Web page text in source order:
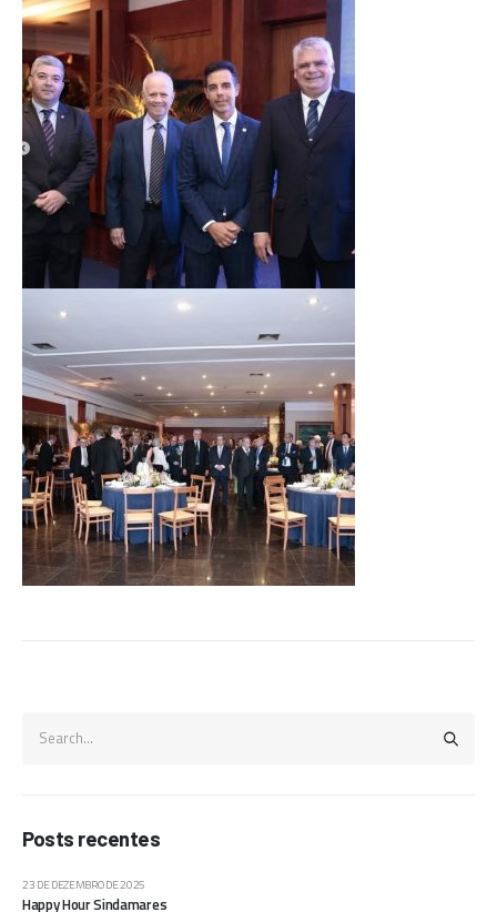
Posts recentes
Happy Hour Sindamares
23 DE DEZEMBRO DE 2025